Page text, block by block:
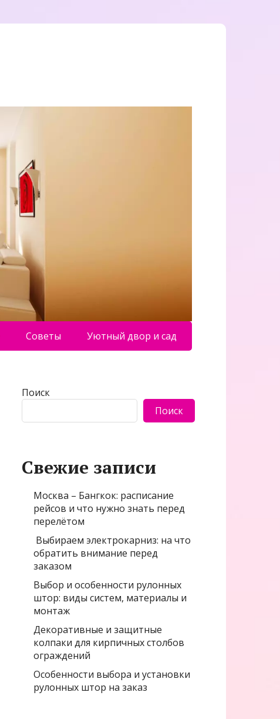
Советы Уютный двор и сад
Поиск
Поиск
Свежие записи
Москва – Бангкок: расписание
рейсов и что нужно знать перед
перелётом
Выбираем электрокарниз: на что
обратить внимание перед
заказом
Выбор и особенности рулонных
штор: виды систем, материалы и
монтаж
Декоративные и защитные
колпаки для кирпичных столбов
ограждений
Особенности выбора и установки
рулонных штор на заказ